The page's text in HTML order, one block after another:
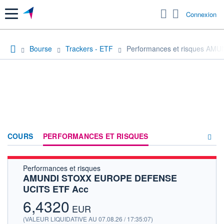
Menu Connexion
Bourse Trackers - ETF Performances et risques
COURS PERFORMANCES ET RISQUES
Performances et risques
AMUNDI STOXX EUROPE DEFENSE
UCITS ETF Acc
6,4320 EUR
(VALEUR LIQUIDATIVE AU 07.08.26 / 17:35:07)